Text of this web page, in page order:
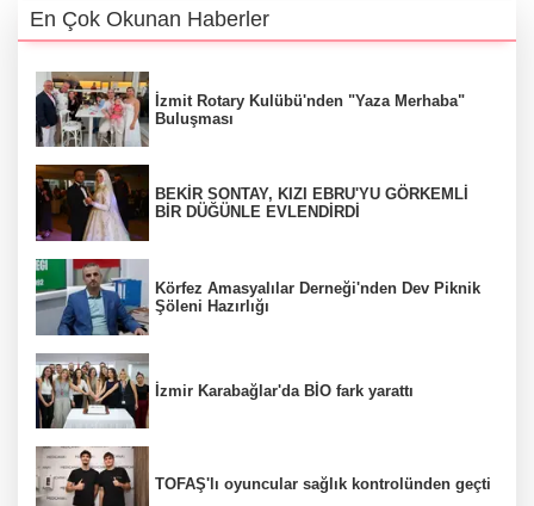
En Çok Okunan Haberler
İzmit Rotary Kulübü'nden "Yaza Merhaba"
Buluşması
BEKİR SONTAY, KIZI EBRU'YU GÖRKEMLİ
BİR DÜĞÜNLE EVLENDİRDİ
Körfez Amasyalılar Derneği'nden Dev Piknik
Şöleni Hazırlığı
İzmir Karabağlar'da BİO fark yarattı
TOFAŞ'lı oyuncular sağlık kontrolünden geçti